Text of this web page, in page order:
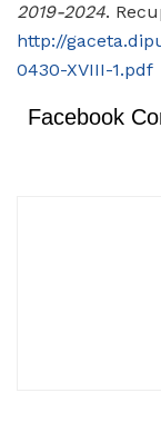
2019-2024.
http://
0430-XVIII-1.pdf
Facebook